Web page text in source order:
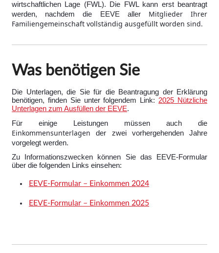
wirtschaftlichen Lage (FWL). Die FWL kann erst beantragt
werden, nachdem die EEVE aller Mitglieder Ihrer
Familiengemeinschaft vollständig ausgefüllt worden sind.
Was benötigen Sie
Die Unterlagen, die Sie für die Beantragung der Erklärung
benötigen, finden Sie unter folgendem Link:2025 Nützliche
Unterlagen zum Ausfüllen der EEVE.
Für einige Leistungen müssen auch die
Einkommensunterlagen der zwei vorhergehenden Jahre
vorgelegt werden.
Zu Informationszwecken können Sie das EEVE-Formular
über die folgenden Links einsehen:
EEVE-Formular – Einkommen 2024
EEVE-Formular – Einkommen 2025